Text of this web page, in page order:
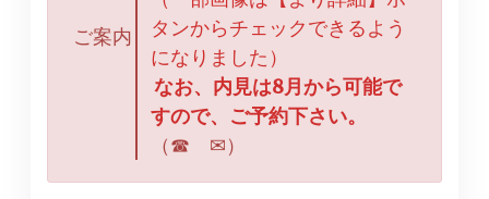
ご案内
タンからチェックできるよう
になりました）
なお、内見は8月から可能で
すので、ご予約下さい。
（☎ ✉）